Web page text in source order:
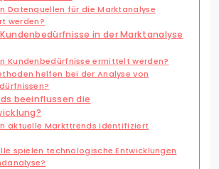
Datenquellen für die Marktanalyse
werden?
in der Marktanalyse
Kundenbedürfnisse ermittelt werden?
helfen bei der Analyse von
beeinflussen die
aktuelle Markttrends identifiziert
spielen technologische Entwicklungen